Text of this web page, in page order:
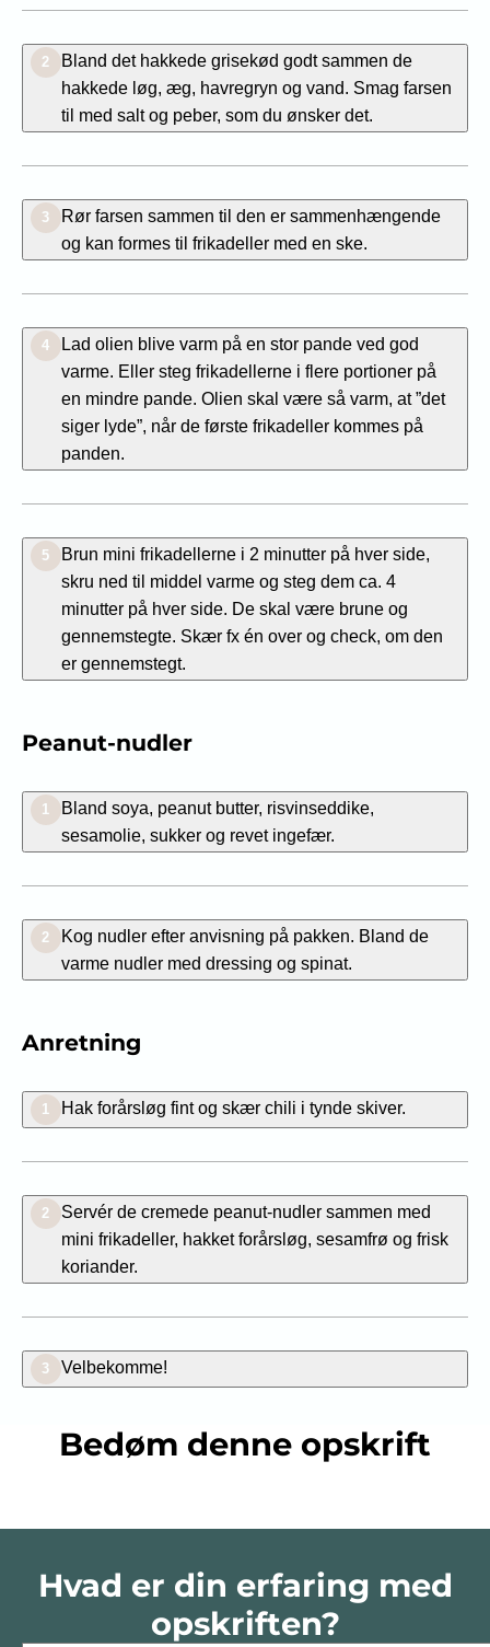
2
Bland det hakkede grisekød godt sammen de
hakkede løg, æg, havregryn og vand. Smag farsen
til med salt og peber, som du ønsker det.
3
Rør farsen sammen til den er sammenhængende
og kan formes til frikadeller med en ske.
4
Lad olien blive varm på en stor pande ved god
varme. Eller steg frikadellerne i flere portioner på
en mindre pande. Olien skal være så varm, at ”det
siger lyde”, når de første frikadeller kommes på
panden.
5
Brun mini frikadellerne i 2 minutter på hver side,
skru ned til middel varme og steg dem ca. 4
minutter på hver side. De skal være brune og
gennemstegte. Skær fx én over og check, om den
er gennemstegt.
Peanut-nudler
1
Bland soya, peanut butter, risvinseddike,
sesamolie, sukker og revet ingefær.
2
Kog nudler efter anvisning på pakken. Bland de
varme nudler med dressing og spinat.
Anretning
1 Hak forårsløg fint og skær chili i tynde skiver.
2
Servér de cremede peanut-nudler sammen med
mini frikadeller, hakket forårsløg, sesamfrø og frisk
koriander.
3 Velbekomme!
Bedøm denne opskrift
Hvad er din erfaring med
opskriften?